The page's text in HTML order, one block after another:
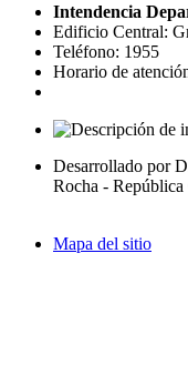
Intendencia
Edificio Central:
Teléfono: 1955
Horario de
Desarrollado por
Rocha -
Mapa del sitio